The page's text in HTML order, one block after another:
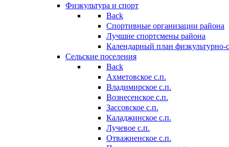
Физкультура и спорт
Back
Спортивные организации района
Лучшие спортсмены района
Календарный план
Сельские поселения
Back
Ахметовское с.п.
Владимирское с.п.
Вознесенское с.п.
Зассовское с.п.
Каладжинское с.п.
Лучевое с.п.
Отважненское с.п.